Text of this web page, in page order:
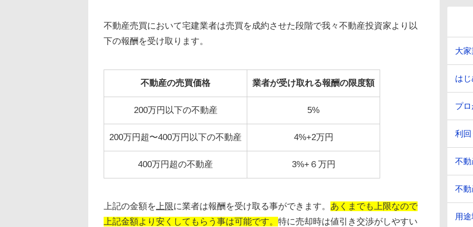
不動産売買において宅建業者は売買を成約させた段階で我々不動産投資家より以
下の報酬を受け取ります。
不動産の売買価格 業者が受け取れる報酬の限度額
200万円以下の不動産 5%
200万円超〜400万円以下の不動産 4%+2万円
400万円超の不動産 3%+６万円
上記の金額を上限に業者は報酬を受け取る事ができます。 あくまでも上限なので
上記金額より安くしてもらう事は可能です。 特に売却時は値引き交渉がしやすい
大
は
プ
利
不
不
用